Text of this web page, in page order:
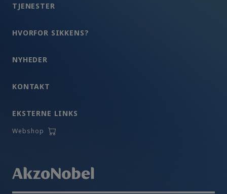
TJENESTER
HVORFOR SIKKENS?
NYHEDER
KONTAKT
EKSTERNE LINKS
Webshop